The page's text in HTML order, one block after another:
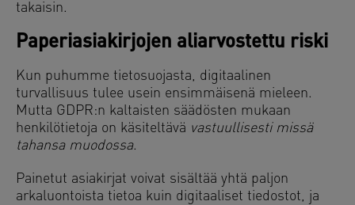
takaisin.
Paperiasiakirjojen aliarvostettu riski
Kun puhumme tietosuojasta, digitaalinen
turvallisuus tulee usein ensimmäisenä mieleen.
Mutta GDPR:n kaltaisten säädösten mukaan
henkilötietoja on käsiteltävä vastuullisesti missä
tahansa muodossa.
Painetut asiakirjat voivat sisältää yhtä paljon
arkaluontoista tietoa kuin digitaaliset tiedostot, ja